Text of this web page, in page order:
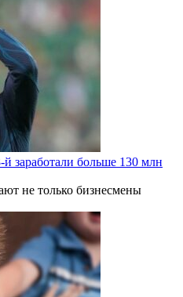
й заработали больше 130 млн
не только бизнесмены